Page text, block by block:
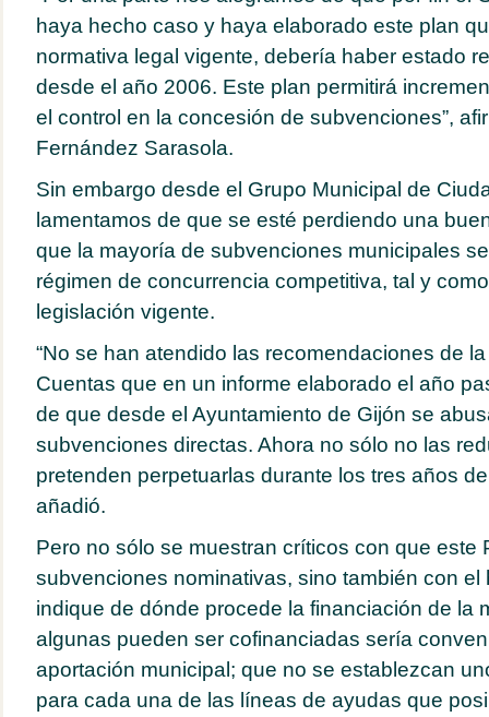
haya hecho caso y haya elaborado este plan
normativa legal vigente, debería haber estado
desde el año 2006. Este plan permitirá
el control en la concesión de subvenciones”,
Fernández Sarasola.
Sin embargo desde el Grupo Municipal de
lamentamos de que se esté perdiendo una
que la mayoría de subvenciones municipales
régimen de concurrencia competitiva, tal y
legislación vigente.
“No se han atendido las recomendaciones de
Cuentas que en un informe elaborado el año
de que desde el Ayuntamiento de Gijón se
subvenciones directas. Ahora no sólo no las
pretenden perpetuarlas durante los tres años
añadió.
Pero no sólo se muestran críticos con que este
subvenciones nominativas, sino también con el
indique de dónde procede la financiación de la
algunas pueden ser cofinanciadas sería
aportación municipal; que no se establezcan
para cada una de las líneas de ayudas que